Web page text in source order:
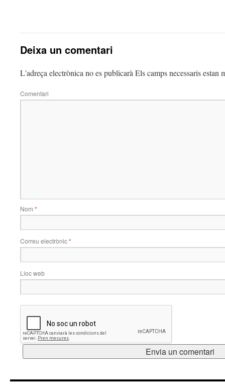
Deixa un comentari
L'adreça electrònica no es publicarà Els camps necessaris estan
Comentari
Nom *
Correu electrònic*
Lloc web